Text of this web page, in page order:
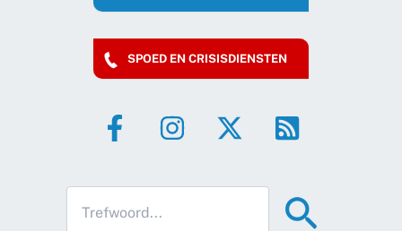
SPOED EN CRISISDIENSTEN